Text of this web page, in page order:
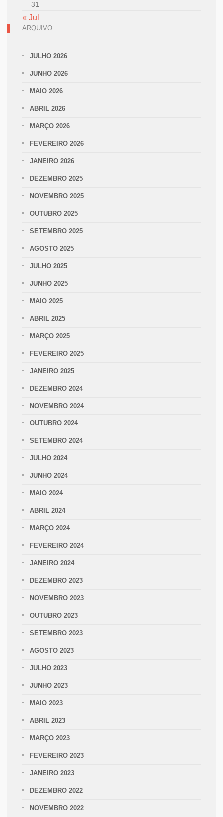
31
« Jul
ARQUIVO
JULHO 2026
JUNHO 2026
MAIO 2026
ABRIL 2026
MARÇO 2026
FEVEREIRO 2026
JANEIRO 2026
DEZEMBRO 2025
NOVEMBRO 2025
OUTUBRO 2025
SETEMBRO 2025
AGOSTO 2025
JULHO 2025
JUNHO 2025
MAIO 2025
ABRIL 2025
MARÇO 2025
FEVEREIRO 2025
JANEIRO 2025
DEZEMBRO 2024
NOVEMBRO 2024
OUTUBRO 2024
SETEMBRO 2024
JULHO 2024
JUNHO 2024
MAIO 2024
ABRIL 2024
MARÇO 2024
FEVEREIRO 2024
JANEIRO 2024
DEZEMBRO 2023
NOVEMBRO 2023
OUTUBRO 2023
SETEMBRO 2023
AGOSTO 2023
JULHO 2023
JUNHO 2023
MAIO 2023
ABRIL 2023
MARÇO 2023
FEVEREIRO 2023
JANEIRO 2023
DEZEMBRO 2022
NOVEMBRO 2022